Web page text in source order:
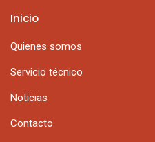
Inicio
Quienes somos
Servicio técnico
Noticias
Contacto